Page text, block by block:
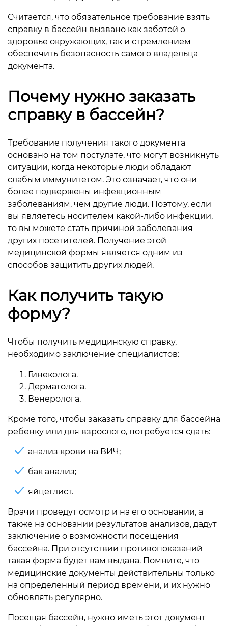
Считается, что обязательное требование взять
справку в бассейн вызвано как заботой о
здоровье окружающих, так и стремлением
обеспечить безопасность самого владельца
документа.
Почему нужно заказать
справку в бассейн?
Требование получения такого документа
основано на том постулате, что могут возникнуть
ситуации, когда некоторые люди обладают
слабым иммунитетом. Это означает, что они
более подвержены инфекционным
заболеваниям, чем другие люди. Поэтому, если
вы являетесь носителем какой-либо инфекции,
то вы можете стать причиной заболевания
других посетителей. Получение этой
медицинской формы является одним из
способов защитить других людей.
Как получить такую
форму?
Чтобы получить медицинскую справку,
необходимо заключение специалистов:
Гинеколога.
Дерматолога.
Венеролога.
Кроме того, чтобы заказать справку для бассейна
ребенку или для взрослого, потребуется сдать:
анализ крови на ВИЧ;
бак анализ;
яйцеглист.
Врачи проведут осмотр и на его основании, а
также на основании результатов анализов, дадут
заключение о возможности посещения
бассейна. При отсутствии противопоказаний
такая форма будет вам выдана. Помните, что
медицинские документы действительны только
на определенный период времени, и их нужно
обновлять регулярно.
Посещая бассейн, нужно иметь этот документ